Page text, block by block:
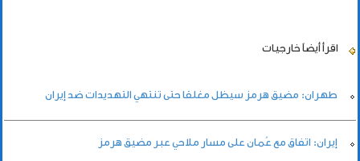
اقرأ أيضاً خارجيات
طهران: مضيق هرمز سيظل مغلقا حتى تنتهي التهديدات ضد إيران
إيران: اتفاق مع عُمان على مسار ملاحي عبر مضيق هرمز